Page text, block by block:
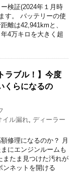
検証(2024年１月時
す。 バッテリーの使
離は42,941kmと、
4万キロを大きく超
ラブル！】今度
くらになるの
イル漏れ ディーラー
修理になるのか？ 月
にエンジンルームも
またま見つけた汚れが
ンネットを開ける